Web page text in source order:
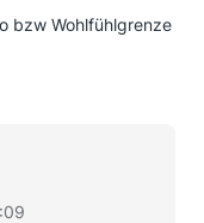
bzw Wohlfühlgrenze